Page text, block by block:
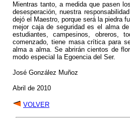
Mientras tanto, a medida que pasen
desesperación, nuestra
dejó el Maestro, porque será la piedra
mejor caja de seguridad es el alma
estudiantes, campesinos, obreros,
comenzado, tiene masa crítica para
alma a alma. Se abrirán cientos de
modo especial la Egoencia del Ser.
José González Muñoz
Abril de 2010
VOLVER